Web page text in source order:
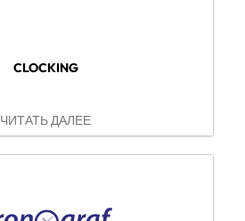
CLOCKING
ЧИТАТЬ ДАЛЕЕ